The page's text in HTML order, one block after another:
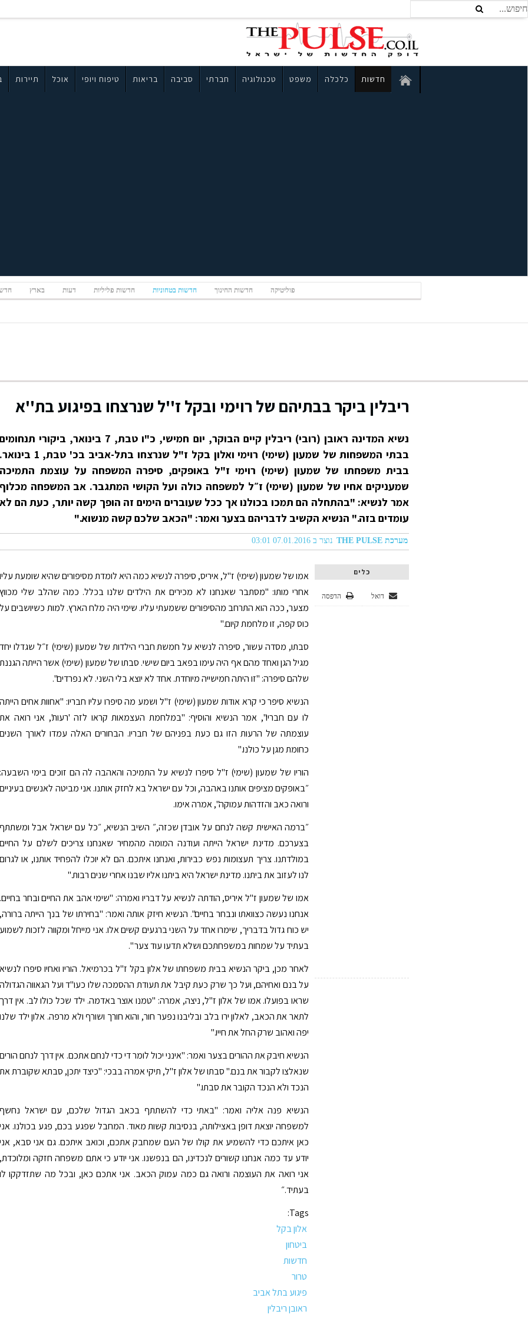
חדשות כלכלה משפט טכנולוגיה חברתי סביבה בריאות טיפוח ויופי אוכל תיירות
פוליטיקה חדשות החינוך חדשות בטחוניות חדשות פליליות דעות בארץ
ריבלין ביקר בבתיהם של רוימי ובקל ז''ל שנרצחו בפיגוע בת''א
נשיא המדינה ראובן (רובי) ריבלין קיים הבוקר, יום חמישי, כ"ו טבת, 7 בינואר, ביקורי תנחומים
בבתי המשפחות של שמעון (שימי) רוימי ואלון בקל ז"ל שנרצחו בתל-אביב בכ' טבת, 1 בינואר.
בבית משפחתו של שמעון (שימי) רוימי ז"ל באופקים, סיפרה המשפחה על עוצמת התמיכה
שמעניקים אחיו של שמעון (שימי) ז״ל למשפחה כולה ועל הקושי המתגבר. אב המשפחה מכלוף
אמר לנשיא: "בהתחלה הם תמכו בכולנו אך ככל שעוברים הימים זה הופך קשה יותר, כעת הם לא
עומדים בזה." הנשיא הקשיב לדבריהם בצער ואמר: "הכאב שלכם קשה מנשוא."
מערכת THE PULSE נוצר ב 07.01.2016 03:01
כלים
הדפסה דואל
אמו של שמעון (שימי) ז"ל, איריס, סיפרה לנשיא כמה היא לומדת מסיפורים שהיא שומעת עליו
אחרי מותו: "מסתבר שאנחנו לא מכירים את הילדים שלנו בכלל. כמה שהלב שלי מכווץ
מצער, ככה הוא התרחב מהסיפורים ששמעתי עליו. שימי היה מלח הארץ. למות כשיושבים על
כוס קפה, זו מלחמת קיום."
סבתו, מסדה עשור, סיפרה לנשיא על חמשת חברי הילדות של שמעון (שימי) ז״ל שגדלו יחד
מגיל הגן ואחד מהם אף היה עימו בפאב ביום שישי. סבתו של שמעון (שימי) אשר הייתה הגננת
שלהם סיפרה: "זו היתה חמישייה מיוחדת. אחד לא יוצא בלי השני. לא נפרדים".
הנשיא סיפר כי קרא אודות שמעון (שימי) ז"ל ושמע מה סיפרו עליו חבריו: "אחוות אחים הייתה
לו עם חבריו", אמר הנשיא והוסיף: "במלחמת העצמאות קראו לזה 'רעות', אני רואה את
עוצמתה של הרעות הזו גם כעת בפניהם של חבריו. הבחורים האלה עמדו לאורך השנים
כחומת מגן על כולנו."
הוריו של שמעון (שימי) ז"ל סיפרו לנשיא על התמיכה והאהבה לה הם זוכים בימי השבעה:
״באופקים מציפים אותנו באהבה, וכל עם ישראל בא לחזק אותנו. אני מביטה לאנשים בעיניים
ורואה כאב והזדהות עמוקה", אמרה אימו.
״ברמה האישית קשה לנחם על אובדן שכזה,״ השיב הנשיא, ״כל עם ישראל אבל ומשתתף
בצערכם. מדינת ישראל הייתה ועודנה המומה מהמחיר שאנחנו צריכים לשלם על החיים
במולדתנו. צריך תעצומות נפש כבירות, ואנחנו איתכם. הם לא יוכלו להפחיד אותנו, או לגרום
לנו לעזוב את ביתנו. מדינת ישראל היא ביתנו אליו שבנו אחרי שנים רבות."
אמו של שמעון ז"ל איריס, הודתה לנשיא על דבריו ואמרה: "שימי אהב את החיים ובחר בחיים.
אנחנו נעשה כצוואתו ונבחר בחיים". הנשיא חיזק אותה ואמר: "בחירתו של בנך הייתה ברורה,
יש כוח גדול בדבריך, שימרו אחד על השני ברגעים קשים אלו. אני מייחל ומקווה לזכות לשמוע
בעתיד על שמחות במשפחתכם ושלא תדעו עוד צער ".
לאחר מכן, ביקר הנשיא בבית משפחתו של אלון בקל ז"ל בכרמיאל. הוריו ואחיו סיפרו לנשיא
על בנם ואחיהם, ועל כך שרק כעת קיבל את תעודת ההסמכה שלו כעו"ד ועל הגאווה הגדולה
שראו בפועלו. אמו של אלון ז"ל, ניצה, אמרה: "טמנו אוצר באדמה. ילד שכל כולו לב. אין דרך
לתאר את הכאב, לאלון ירו בלב ובליבנו נפער חור, והוא חורך ושורף ולא מרפה. אלון ילד שלנו
יפה ואהוב שרק החל את חייו."
הנשיא חיבק את ההורים בצער ואמר: "אינני יכול לומר די כדי לנחם אתכם. אין דרך לנחם הורים
שנאלצו לקבור את בנם." סבתו של אלון ז"ל, תיקי אמרה בבכי: "כיצד יתכן, סבתא שקוברת את
הנכד ולא הנכד הקובר את סבתו."
הנשיא פנה אליה ואמר: "באתי כדי להשתתף בכאב הגדול שלכם, עם ישראל נחשף
למשפחה יוצאת דופן באצילותה, בנסיבות קשות מאוד. המחבל שפגע בכם, פגע בכולנו. אני
כאן איתכם כדי להשמיע את קולו של העם שמחבק אתכם, וכואב איתכם. גם אני סבא, אני
יודע עד כמה אנחנו קשורים לנכדינו, הם בנפשנו. אני יודע כי אתם משפחה חזקה ומלוכדת,
אני רואה את העוצמה ורואה גם כמה עמוק הכאב. אני אתכם כאן, ובכל מה שתזדקקו לו
בעתיד.״
Tags:
אלון בקל
ביטחון
חדשות
טרור
פיגוע בתל אביב
ראובן ריבלין